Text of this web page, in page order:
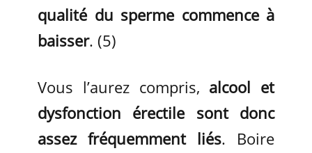
qualité du sperme commence à
baisser. (5)
Vous l’aurez compris, alcool et
dysfonction érectile sont donc
assez fréquemment liés. Boire